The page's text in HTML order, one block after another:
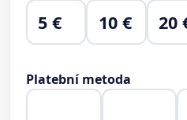
5 € 10 € 20
Platební metoda